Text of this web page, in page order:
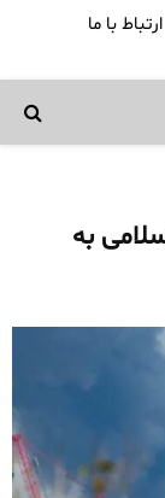
ارتباط با ما
به